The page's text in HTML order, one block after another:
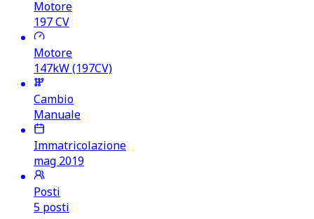
Motore
197CV
Motore
147kW (197CV)
Cambio
Manuale
Immatricolazione
mag 2019
Posti
5 posti